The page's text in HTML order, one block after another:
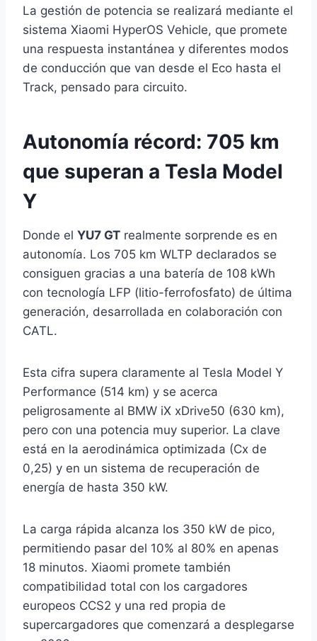
La gestión de potencia se realizará mediante el
sistema Xiaomi HyperOS Vehicle, que promete
una respuesta instantánea y diferentes modos
de conducción que van desde el Eco hasta el
Track, pensado para circuito.
Autonomía récord: 705 km
que superan a Tesla Model
Y
Donde el YU7 GT realmente sorprende es en
autonomía. Los 705 km WLTP declarados se
consiguen gracias a una batería de 108 kWh
con tecnología LFP (litio-ferrofosfato) de última
generación, desarrollada en colaboración con
CATL.
Esta cifra supera claramente al Tesla Model Y
Performance (514 km) y se acerca
peligrosamente al BMW iX xDrive50 (630 km),
pero con una potencia muy superior. La clave
está en la aerodinámica optimizada (Cx de
0,25) y en un sistema de recuperación de
energía de hasta 350 kW.
La carga rápida alcanza los 350 kW de pico,
permitiendo pasar del 10% al 80% en apenas
18 minutos. Xiaomi promete también
compatibilidad total con los cargadores
europeos CCS2 y una red propia de
supercargadores que comenzará a desplegarse